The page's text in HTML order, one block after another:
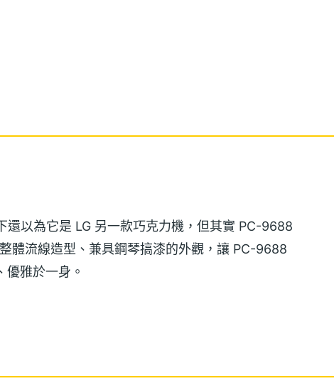
以為它是 LG 另一款巧克力機，但其實 PC-9688
體流線造型、兼具鋼琴搞漆的外觀，讓 PC-9688
雅於一身。
數字按鍵，整齊一致方整地排列，不失為一種特色。